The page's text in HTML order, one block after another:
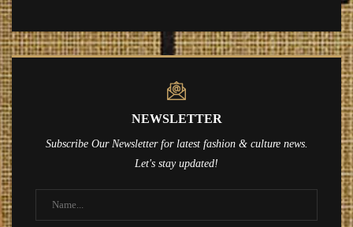
NEWSLETTER
Subscribe Our Newsletter for latest fashion & culture news.
Let's stay updated!